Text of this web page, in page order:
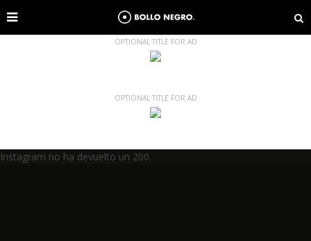
OPTIONAL TITLE FOR AD
OPTIONAL TITLE FOR AD
Instagram no ha devuelto un 200.